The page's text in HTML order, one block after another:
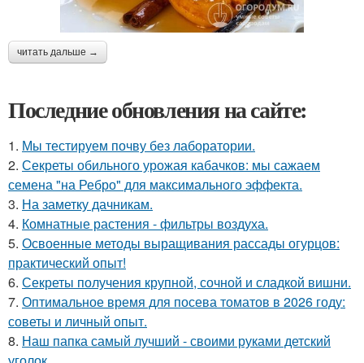
читать дальше →
Последние обновления на сайте:
1. Мы тестируем почву без лаборатории.
2. Секреты обильного урожая кабачков: мы сажаем
семена "на Ребро" для максимального эффекта.
3. На заметку дачникам.
4. Комнатные растения - фильтры воздуха.
5. Освоенные методы выращивания рассады огурцов:
практический опыт!
6. Секреты получения крупной, сочной и сладкой вишни.
7. Оптимальное время для посева томатов в 2026 году:
советы и личный опыт.
8. Наш папка самый лучший - своими руками детский